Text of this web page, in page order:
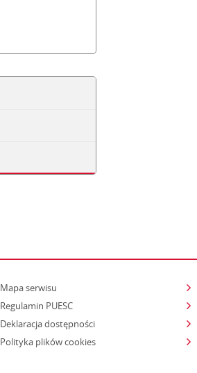
Mapa serwisu
Regulamin PUESC
Deklaracja dostępności
Polityka plików cookies